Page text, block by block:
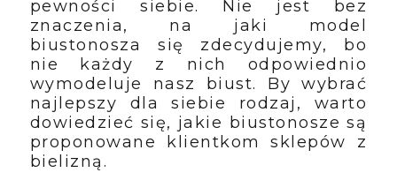
pewności siebie. Nie jest bez
znaczenia, na jaki model
biustonosza się zdecydujemy, bo
nie każdy z nich odpowiednio
wymodeluje nasz biust. By wybrać
najlepszy dla siebie rodzaj, warto
dowiedzieć się, jakie biustonosze są
proponowane klientkom sklepów z
bielizną.